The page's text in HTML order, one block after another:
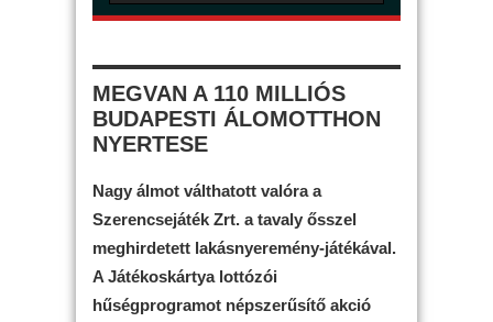
MEGVAN A 110 MILLIÓS
BUDAPESTI ÁLOMOTTHON
NYERTESE
Nagy álmot válthatott valóra a
Szerencsejáték Zrt. a tavaly ősszel
meghirdetett lakásnyeremény-játékával.
A Játékoskártya lottózói
hűségprogramot népszerűsítő akció